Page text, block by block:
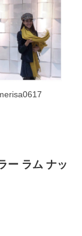
ー ラム ナッ